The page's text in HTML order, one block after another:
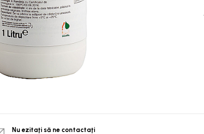
Nu ezitaţi să ne contactaţi